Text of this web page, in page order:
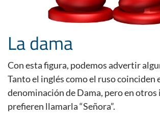
La dama
Con esta figura, podemos advertir
Tanto el inglés como el ruso coinciden
denominación de Dama, pero en otros
prefieren llamarla “Señora”.